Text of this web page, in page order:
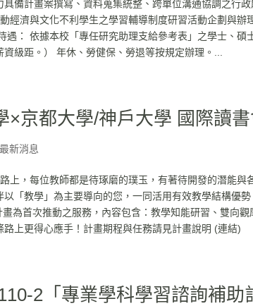
備計畫案撰寫、資料蒐集統整、跨單位溝通協調之行
經濟與文化不利學生之學習輔導制度研習活動企劃與辦
遇： 依據本校「專任研究助理支給參考表」之學士、碩
級距。） 年休、勞健保、勞退等按規定辦理。...
×京都大學/神戶大學 國際讀
最新消息
上，每位教師都是待琢磨的璞玉，有著待開發的潛能與
「教學」為主要導向的您，一同活用有效教學結構優
次推動之服務，內容包含：教學知能研習、雙向觀
路上更得心應手！計畫期程與任務請見計畫說明 (連結)
2「專業學科學習諮詢補助